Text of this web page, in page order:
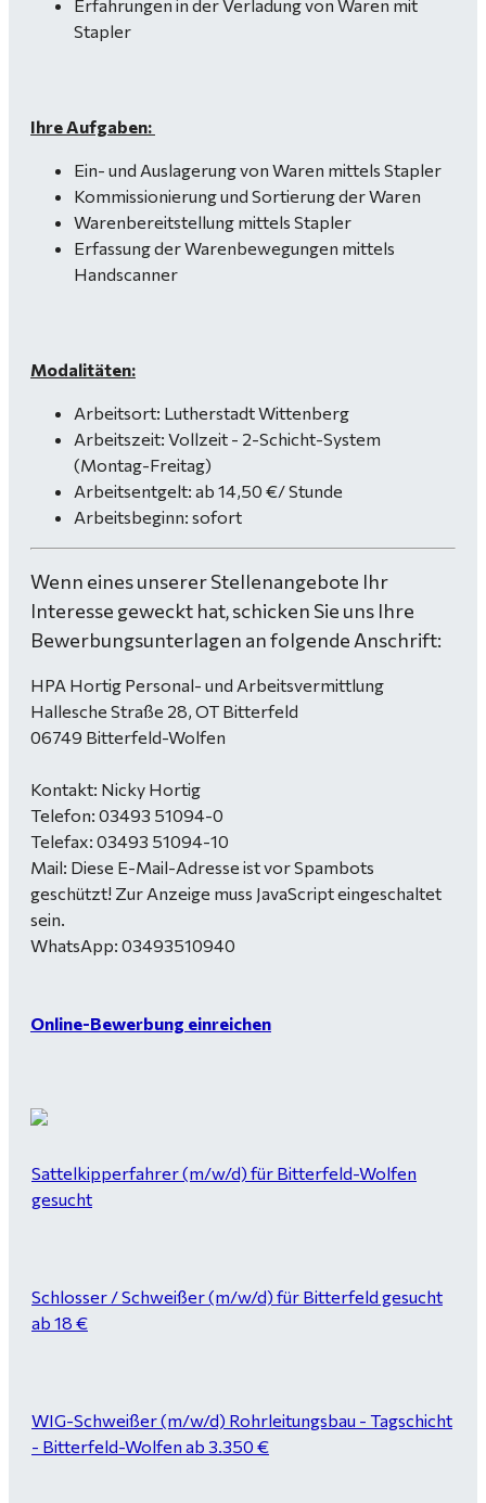
Erfahrungen in der Verladung von Waren mit
Stapler
Ihre Aufgaben:
Ein- und Auslagerung von Waren mittels Stapler
Kommissionierung und Sortierung der Waren
Warenbereitstellung mittels Stapler
Erfassung der Warenbewegungen mittels
Handscanner
Modalitäten:
Arbeitsort: Lutherstadt Wittenberg
Arbeitszeit: Vollzeit - 2-Schicht-System
(Montag-Freitag)
Arbeitsentgelt: ab 14,50 €/ Stunde
Arbeitsbeginn: sofort
Wenn eines unserer Stellenangebote Ihr
Interesse geweckt hat, schicken Sie uns Ihre
Bewerbungsunterlagen an folgende Anschrift:
HPA Hortig Personal- und Arbeitsvermittlung
Hallesche Straße 28, OT Bitterfeld
06749 Bitterfeld-Wolfen
Kontakt: Nicky Hortig
Telefon: 03493 51094-0
Telefax: 03493 51094-10
Mail: Diese E-Mail-Adresse ist vor Spambots
geschützt! Zur Anzeige muss JavaScript eingeschaltet
sein.
WhatsApp: 03493510940
Online-Bewerbung einreichen
Sattelkipperfahrer (m/w/d) für Bitterfeld-Wolfen
gesucht
Schlosser / Schweißer (m/w/d) für Bitterfeld gesucht
ab 18 €
WIG-Schweißer (m/w/d) Rohrleitungsbau - Tagschicht
- Bitterfeld-Wolfen ab 3.350 €